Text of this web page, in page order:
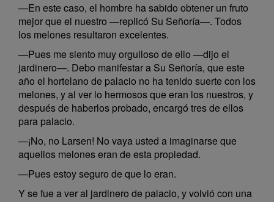
—En este caso, el hombre ha sabido obtener un fruto
mejor que el nuestro —replicó Su Señoría—. Todos
los melones resultaron excelentes.
—Pues me siento muy orgulloso de ello —dijo el
jardinero—. Debo manifestar a Su Señoría, que este
año el hortelano de palacio no ha tenido suerte con los
melones, y al ver lo hermosos que eran los nuestros, y
después de haberlos probado, encargó tres de ellos
para palacio.
—¡No, no Larsen! No vaya usted a imaginarse que
aquellos melones eran de esta propiedad.
—Pues estoy seguro de que lo eran.
Y se fue a ver al jardinero de palacio, y volvió con una